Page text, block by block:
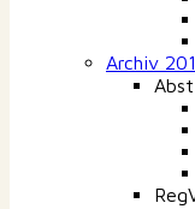
Archiv